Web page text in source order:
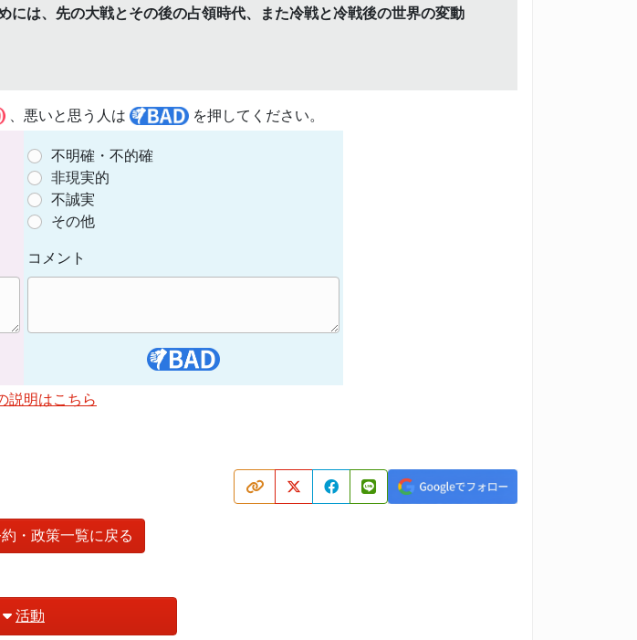
は、先の大戦とその後の占領時代、また冷戦と冷戦後の世界の変動
、悪いと思う人は を押してください。
不明確・不的確
非現実的
不誠実
その他
コメント
説明はこちら
・政策一覧に戻る
活動